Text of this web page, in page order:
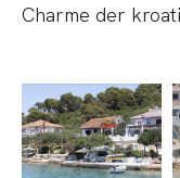
Charme der